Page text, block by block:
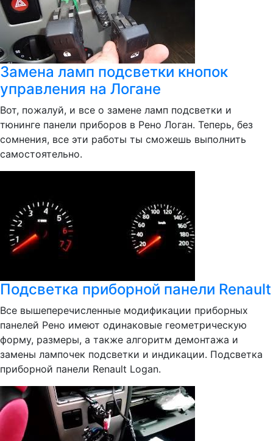
Замена ламп подсветки кнопок
управления на Логане
Вот, пожалуй, и все о замене ламп подсветки и
тюнинге панели приборов в Рено Логан. Теперь, без
сомнения, все эти работы ты сможешь выполнить
самостоятельно.
Подсветка приборной панели Renault
Все вышеперечисленные модификации приборных
панелей Рено имеют одинаковые геометрическую
форму, размеры, а также алгоритм демонтажа и
замены лампочек подсветки и индикации. Подсветка
приборной панели Renault Logan.